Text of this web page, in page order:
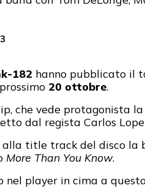
182 hanno pubblicato il
20 ottobre.
che vede protagonista
dal regista Carlos
title track del disco la
More Than You Know.
nel player in cima a